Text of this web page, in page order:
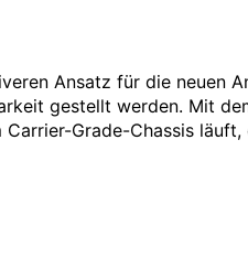
Ansatz für die neuen
gestellt werden. Mit
Grade-Chassis